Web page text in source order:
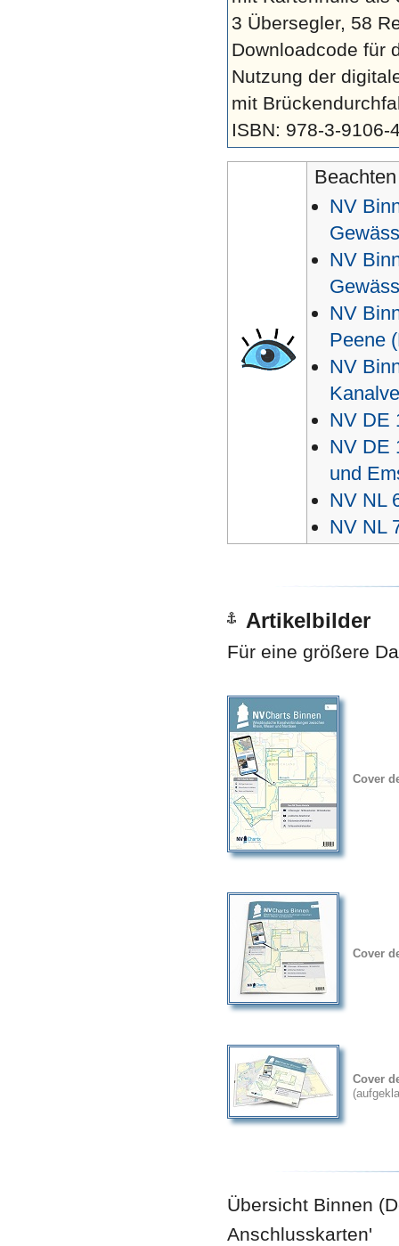
3 Übersegler, 58
Downloadcode für
Nutzung der
mit
ISBN: 978-3-
NV
NV
NV
Peene
NV
NV DE
NV DE
und
NV NL
NV NL
Artikelbilder
Für eine größere
Cover
Cover
Cover
Übersicht Binnen
Anschlusskarten'